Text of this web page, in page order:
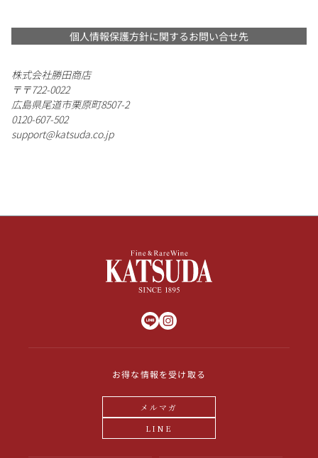
個人情報保護方針に関するお問い合せ先
株式会社勝田商店
〒722-0022
広島県尾道市栗原町8507-2
0120-607-502
support@katsuda.co.jp
お得な情報を受け取る
メルマガ
LINE